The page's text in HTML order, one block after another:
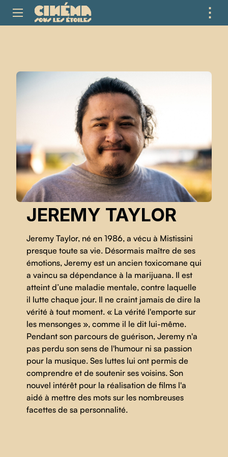
⋮
JEREMY TAYLOR
Jeremy Taylor, né en 1986, a vécu à Mistissini
presque toute sa vie. Désormais maître de ses
émotions, Jeremy est un ancien toxicomane qui
a vaincu sa dépendance à la marijuana. Il est
atteint d’une maladie mentale, contre laquelle
il lutte chaque jour. Il ne craint jamais de dire la
vérité à tout moment. « La vérité l'emporte sur
les mensonges », comme il le dit lui-même.
Pendant son parcours de guérison, Jeremy n'a
pas perdu son sens de l'humour ni sa passion
pour la musique. Ses luttes lui ont permis de
comprendre et de soutenir ses voisins. Son
nouvel intérêt pour la réalisation de films l'a
aidé à mettre des mots sur les nombreuses
facettes de sa personnalité.